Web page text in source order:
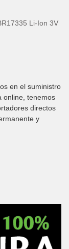
Li-Ion 3V
en el suministro
online, tenemos
directos
y